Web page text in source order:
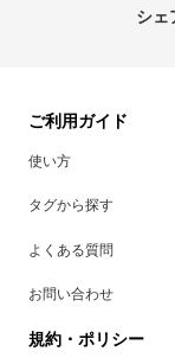
シェ
ご利用ガイド
使い方
タグから探す
よくある質問
お問い合わせ
規約・ポリシー